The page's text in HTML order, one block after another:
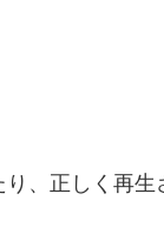
、正しく再生